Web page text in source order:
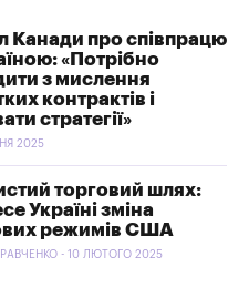
Канади про співпрацю
«Потрібно
з мислення
контрактів і
стратегії»
2025
торговий шлях:
Україні зміна
режимів США
- 10 ЛЮТОГО 2025